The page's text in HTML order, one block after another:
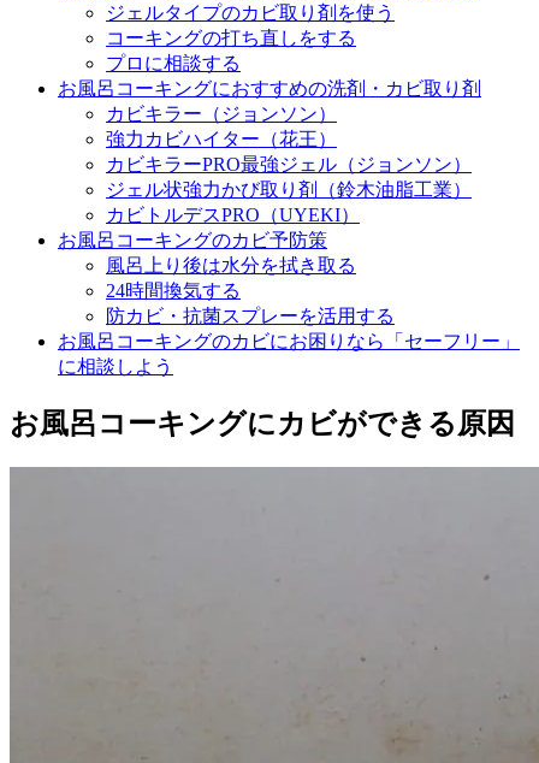
ジェルタイプのカビ取り剤を使う
コーキングの打ち直しをする
プロに相談する
お風呂コーキングにおすすめの洗剤・カビ取り剤
カビキラー（ジョンソン）
強力カビハイター（花王）
カビキラーPRO最強ジェル（ジョンソン）
ジェル状強力かび取り剤（鈴木油脂工業）
カビトルデスPRO（UYEKI）
お風呂コーキングのカビ予防策
風呂上り後は水分を拭き取る
24時間換気する
防カビ・抗菌スプレーを活用する
お風呂コーキングのカビにお困りなら「セーフリー」
に相談しよう
お風呂コーキングにカビができる原因